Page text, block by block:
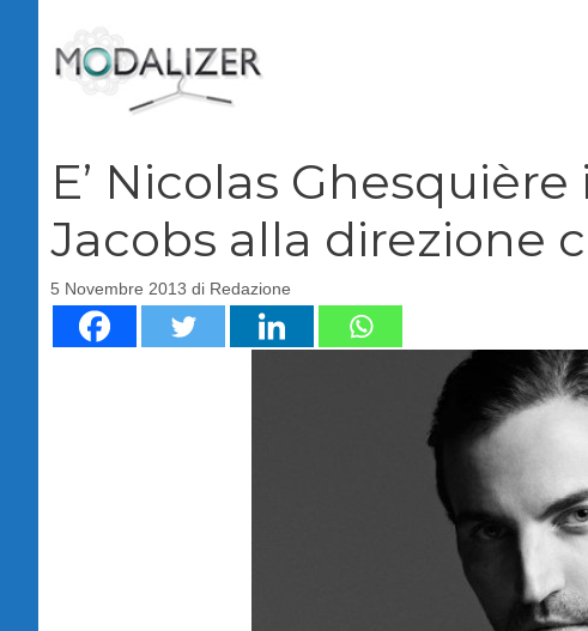
contenuto
E’ Nicolas
Jacobs alla direzione
5 Novembre 2013 di Redazione